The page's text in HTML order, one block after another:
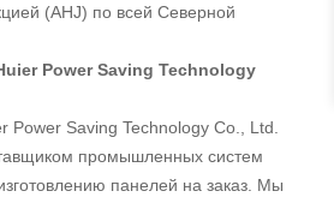
(AHJ) по всей Северной
Power Saving Technology
Power Saving Technology Co., Ltd.
промышленных систем
панелей на заказ. Мы